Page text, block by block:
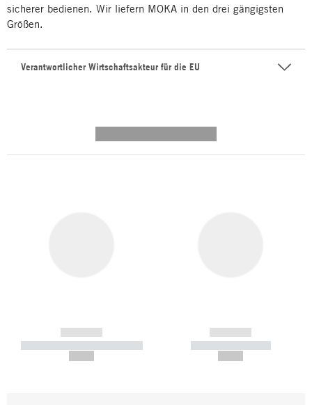
sicherer bedienen. Wir liefern MOKA in den drei gängigsten
Größen.
Verantwortlicher Wirtschaftsakteur für die EU
------------
----------- ----------- -----------
------------
----------- -----------